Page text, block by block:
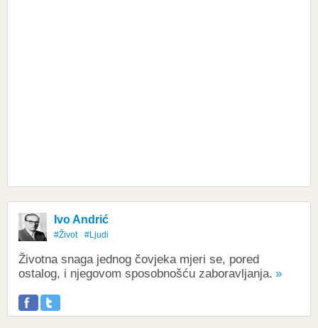
Ivo Andrić
#Život #Ljudi
Životna snaga jednog čovjeka mjeri se, pored
ostalog, i njegovom sposobnošću zaboravljanja.